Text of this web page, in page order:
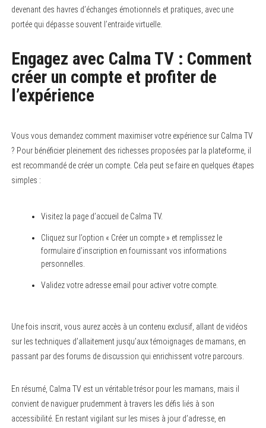
devenant des havres d’échanges émotionnels et pratiques, avec une
portée qui dépasse souvent l’entraide virtuelle.
Engagez avec Calma TV : Comment
créer un compte et profiter de
l’expérience
Vous vous demandez comment maximiser votre expérience sur Calma TV
? Pour bénéficier pleinement des richesses proposées par la plateforme, il
est recommandé de créer un compte. Cela peut se faire en quelques étapes
simples :
Visitez la page d’accueil de Calma TV.
Cliquez sur l’option « Créer un compte » et remplissez le
formulaire d’inscription en fournissant vos informations
personnelles.
Validez votre adresse email pour activer votre compte.
Une fois inscrit, vous aurez accès à un contenu exclusif, allant de vidéos
sur les techniques d’allaitement jusqu’aux témoignages de mamans, en
passant par des forums de discussion qui enrichissent votre parcours.
En résumé, Calma TV est un véritable trésor pour les mamans, mais il
convient de naviguer prudemment à travers les défis liés à son
accessibilité. En restant vigilant sur les mises à jour d’adresse, en